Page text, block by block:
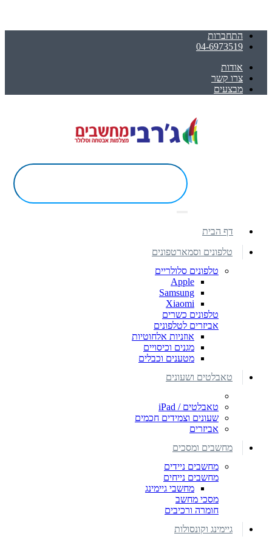
התחברות
04-6973519
אודות
צרו קשר
מבצעים
דף הבית
טלפונים וסמארטפונים
טלפונים סלולריים
Apple
Samsung
Xiaomi
טלפונים כשרים
אביזרים לטלפונים
אוזניות אלחוטיות
מגנים וכיסויים
מטענים וכבלים
טאבלטים ושעונים
טאבלטים / iPad
שעונים וצמידים חכמים
אביזרים
מחשבים ומסכים
מחשבים ניידים
מחשבים נייחים
מחשבי גיימינג
מסכי מחשב
חומרה ורכיבים
גיימינג וקונסולות